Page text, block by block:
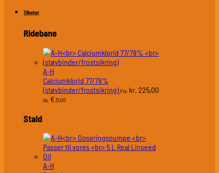
Tilbehør
Ridebane
A-H
Calciumklorid 77/78%
(støvbinder/frostsikring) Fra: kr. 225,00
Ab: €31,00
Stald
A-H